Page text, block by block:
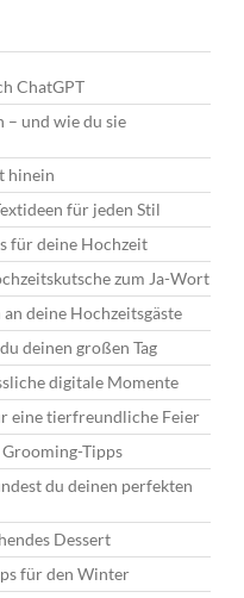
ChatGPT
– und wie du sie
hinein
für jeden Stil
für deine Hochzeit
zum Ja-Wort
deine Hochzeitsgäste
deinen großen Tag
digitale Momente
eine tierfreundliche Feier
Tipps
du deinen perfekten
Dessert
für den Winter